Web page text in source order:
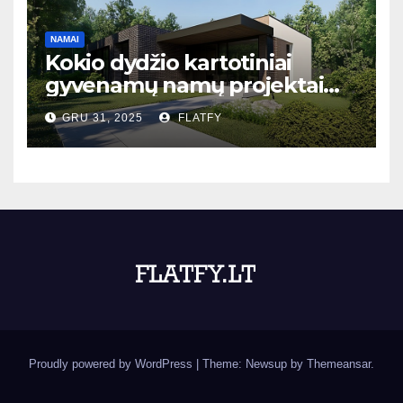
NAMAI
Kokio dydžio kartotiniai
gyvenamų namų projektai
populiariausi Lietuvoje?
GRU 31, 2025 FLATFY
Proudly powered by WordPress Theme: Newsup by Themeansar.